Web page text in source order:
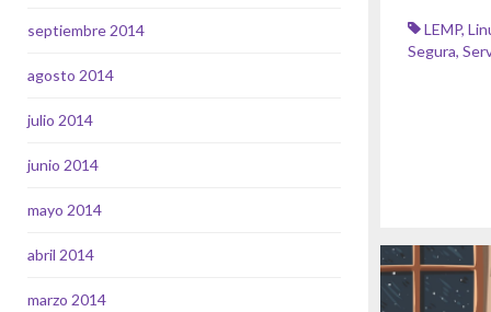
LEMP,
Segura,
septiembre 2014
agosto 2014
julio 2014
junio 2014
mayo 2014
abril 2014
marzo 2014